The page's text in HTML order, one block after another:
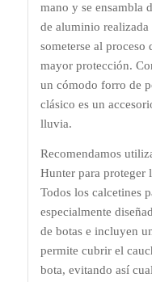
mano y se ensambla
de aluminio realizada
someterse al
mayor protección.
un cómodo forro de
clásico es un
lluvia.
Recomendamos
Hunter para proteger
Todos los calcetines
especialmente
de botas e incluyen
permite cubrir el
bota, evitando así